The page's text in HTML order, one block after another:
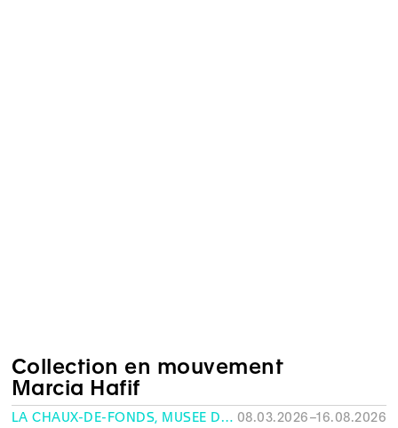
Collection en mouvement
Marcia Hafif
LA CHAUX-DE-FONDS, MUSÉE DES BEAUX-ARTS 08.03.2026–16.08.2026